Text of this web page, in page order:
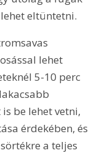
eltüntetni.
lehet
5-10 perc
be lehet vetni,
érdekében, és
a teljes